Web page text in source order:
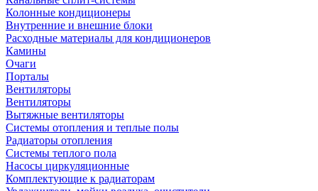
Колонные кондиционеры
Внутренние и внешние блоки
Расходные материалы для кондиционеров
Камины
Очаги
Порталы
Вентиляторы
Вентиляторы
Вытяжные вентиляторы
Системы отопления и теплые полы
Радиаторы отопления
Системы теплого пола
Насосы циркуляционные
Комплектующие к радиаторам